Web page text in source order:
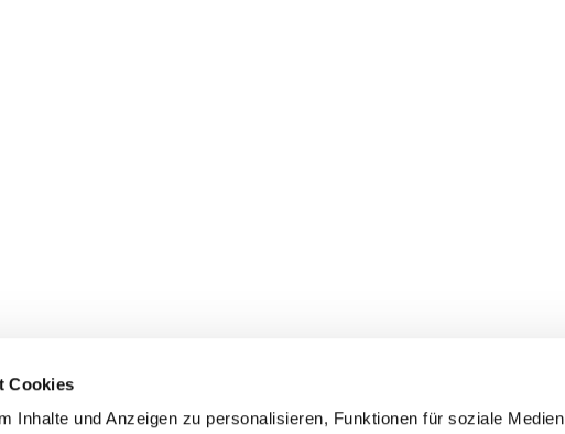
Cookies
Inhalte und Anzeigen zu personalisieren, Funktionen für soziale Medien
Anklam-Greifswald · Bahnhofstr. 15, 17489 Greifswald+49 3834 5735-0